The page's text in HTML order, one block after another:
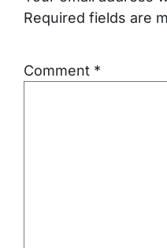
Required fields are
Comment *